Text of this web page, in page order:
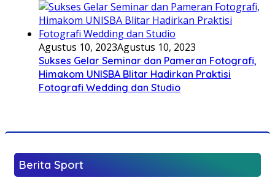
Agustus 10, 2023Agustus 10, 2023
Sukses Gelar Seminar dan Pameran Fotografi,
Himakom UNISBA Blitar Hadirkan Praktisi
Fotografi Wedding dan Studio
Berita Sport